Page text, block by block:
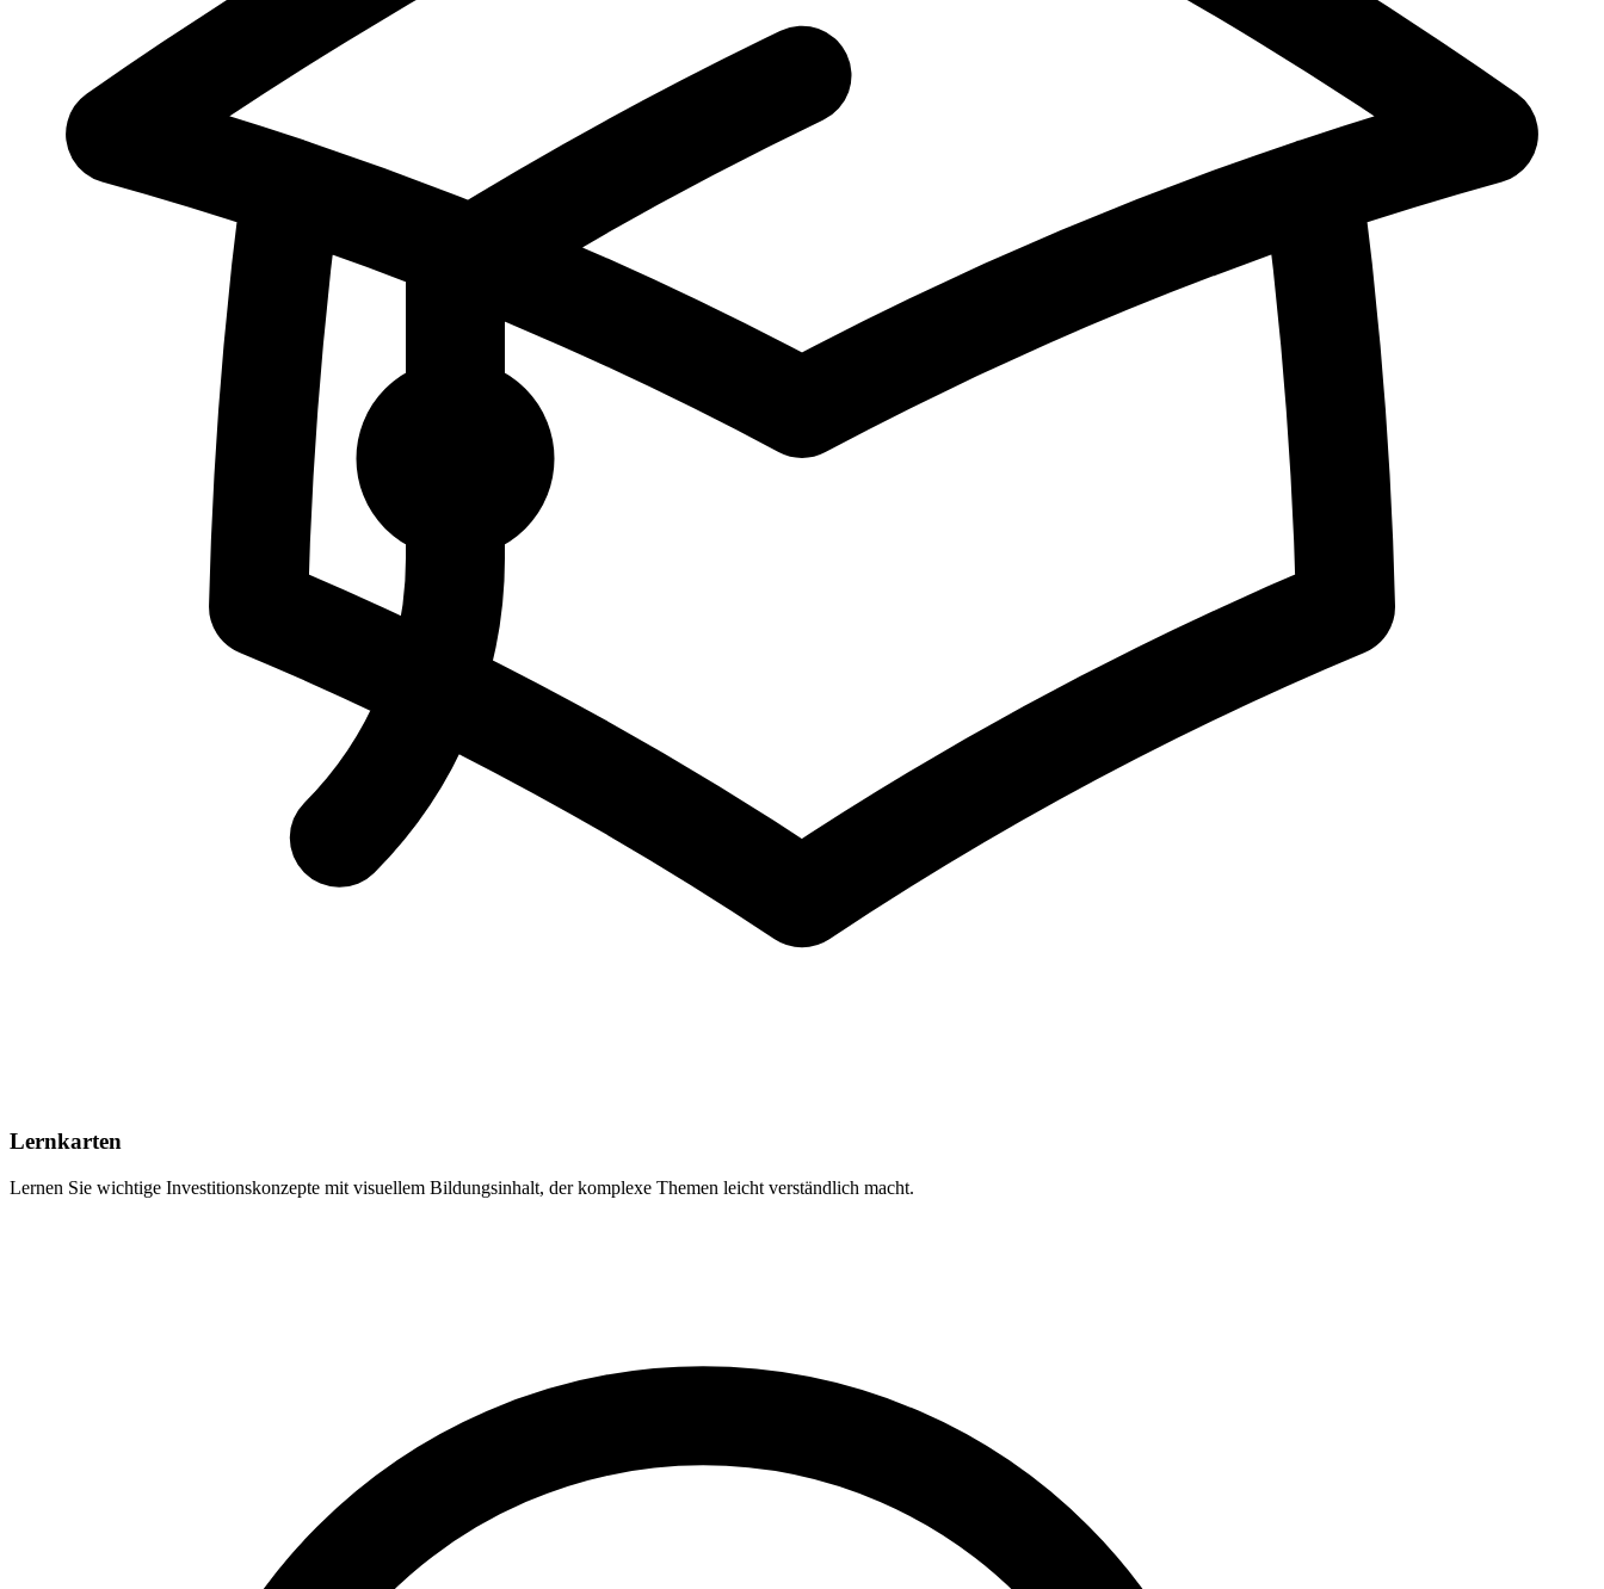
Lernkarten
Lernen Sie wichtige Investitionskonzepte mit visuellem Bildungsinhalt, der komplexe Themen leicht verständlich macht.